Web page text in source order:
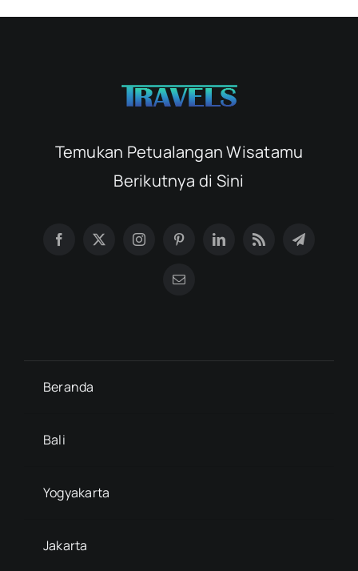
Temukan Petualangan Wisatamu
Berikutnya di Sini
Beranda
Bali
Yogyakarta
Jakarta